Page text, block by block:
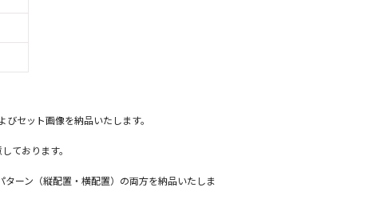
セット画像を納品いたします。
ております。
ーン（縦配置・横配置）の両方を納品いたしま